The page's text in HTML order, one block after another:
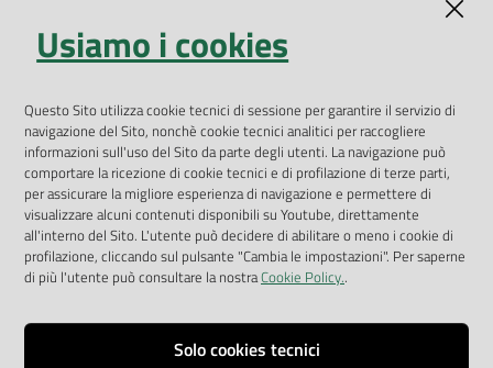
Open Data
App Arpav
Rapporti regionali annuali
Le Infografiche
Dispenser dati
Vai alla pagina
Usiamo i cookies
Questo Sito utilizza cookie tecnici di sessione per garantire il servizio di
navigazione del Sito, nonchè cookie tecnici analitici per raccogliere
informazioni sull'uso del Sito da parte degli utenti. La navigazione può
comportare la ricezione di cookie tecnici e di profilazione di terze parti,
per assicurare la migliore esperienza di navigazione e permettere di
visualizzare alcuni contenuti disponibili su Youtube, direttamente
all'interno del Sito. L'utente può decidere di abilitare o meno i cookie di
profilazione, cliccando sul pulsante "Cambia le impostazioni". Per saperne
di più l'utente può consultare la nostraCookie Policy..
Solo cookies tecnici